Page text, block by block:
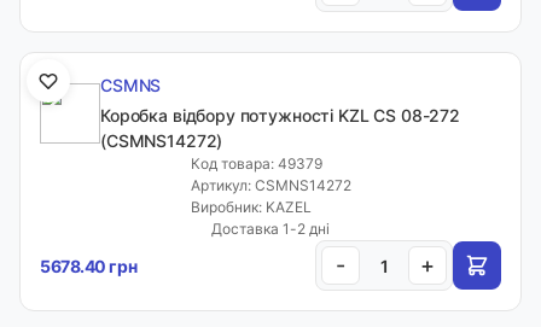
CSMNS
Коробка відбору потужності KZL CS 08-272
(CSMNS14272)
Код товара: 49379
Артикул: CSMNS14272
Виробник: KAZEL
Доставка 1-2 дні
5678.40 грн - +